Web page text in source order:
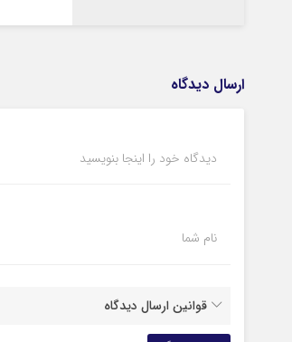
ارسال دیدگاه
دیدگاه خود را اینجا بنویسید
نام شما
قوانین ارسال دیدگاه